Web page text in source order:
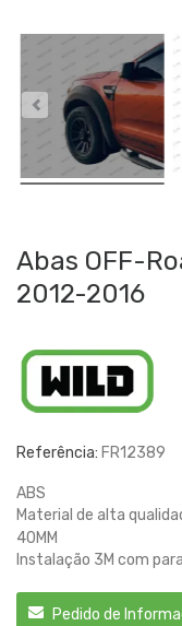
Abas OFF-
2012-2016
Referência: FR12389
ABS
Material de alta
40MM
Instalação 3M com
Pedido de